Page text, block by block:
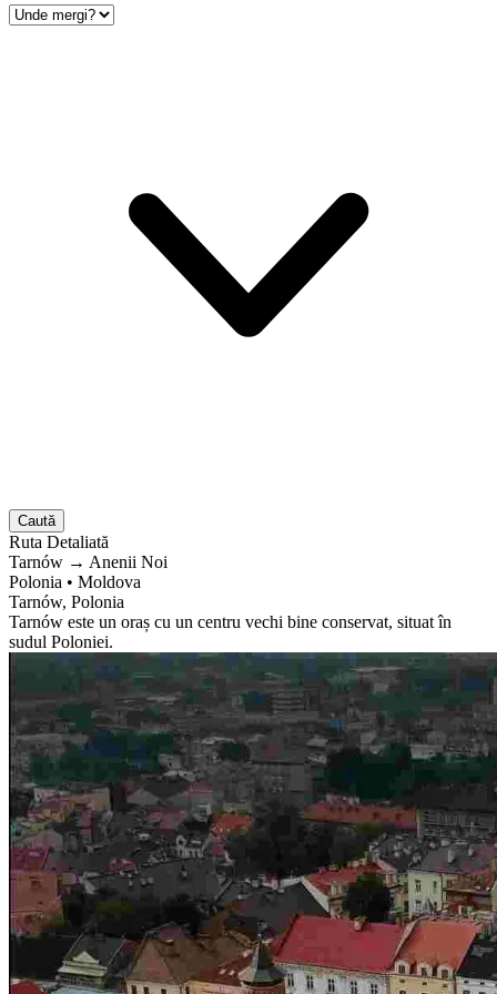
Caută
Ruta Detaliată
Tarnów → Anenii Noi
Polonia • Moldova
Tarnów, Polonia
Tarnów este un oraș cu un centru vechi bine conservat, situat în
sudul Poloniei.